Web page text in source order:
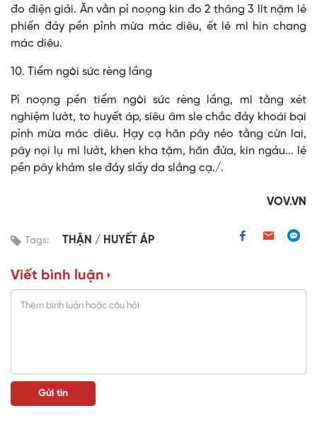
đo điện giải. Ăn vằn pỉ noọng kin đo 2 thâng 3 lít nặm lẻ
phiến đảy pền pỉnh mừa mác diêu, ết lẻ mì hin chang
mác diêu.
10. Tiểm ngòi sức rèng lầng
Pỉ noọng pền tiểm ngòi sức rèng lầng, mì tằng xét
nghiệm lưởt, to huyết áp, siêu âm sle chắc đảy khoái bại
pỉnh mừa mác diêu. Hạy cạ hăn pây nẻo tằng cừn lai,
pây nọi lụ mì lưởt, khen kha tặm, hăn đửa, kin ngảu... lẻ
pền pây khảm sle đảy slấy da slắng cạ./.
VOV.VN
Tags: THẬN HUYẾT ÁP
Viết bình luận